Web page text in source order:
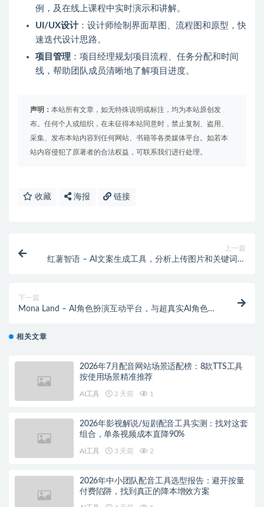
例，及在线上课程中实时演示和讲解。
UI/UX设计：设计师绘制界面草图、流程图和原型，快
速迭代设计思路。
项目管理 ：项目经理规划项目流程、任务分配和时间
线，帮助团队成员清晰地了解项目进度。
声明： 本站所有文章，如无特殊说明或标注，均为本站原创发
布。任何个人或组织，在未征得本站同意时，禁止复制、盗用、
采集、发布本站内容到任何网站、书籍等各类媒体平台。如若本
站内容侵犯了原著者的合法权益，可联系我们进行处理。
收藏 海报 链接
上一篇
红薯智语 – AI文案生成工具，分析上传图片和关键词自
下一篇
Mona Land – AI角色扮演互动平台，与超真实AI角色进
相关文章
2026年7月配音网站场景适配榜：8款TTS工具
按使用场景精准推荐
AI工具 2 天前 1
2026年影视解说/短剧配音工具实测：找对这套
组合，单条视频成本直降90%
AI工具 3 天前 2
2026年中小团队配音工具选型报告：避开按量
付费陷阱，找到真正的降本增效方案